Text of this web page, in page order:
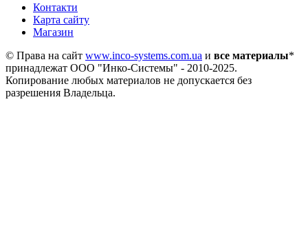
Контакти
Карта сайту
Магазин
© Права на сайт www.inco-systems.com.ua и все материалы*
принадлежат ООО "Инко-Системы" - 2010-2025.
Копирование любых материалов не допускается без
разрешения Владельца.